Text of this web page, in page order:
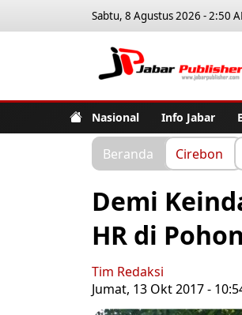
Sabtu, 8 Agustus 2026 - 2:50
Nasional Info Jabar
Beranda Cirebon
Demi
HR di
Tim Redaksi
Jumat, 13 Okt 2017 -